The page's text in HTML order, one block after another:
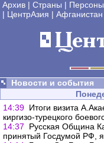
Архив | Страны | Персоны
| ЦентрАзия | Афганистан
Новости и события
14:39 Итоги визита
киргизо-турецкого
14:37
Русская Община
принятый Госдумой РФ,